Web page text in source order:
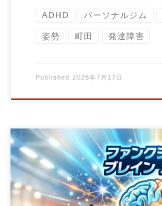
ADHD パーソナルジム
姿勢 町田 発達障害
Published 2026年7月17日